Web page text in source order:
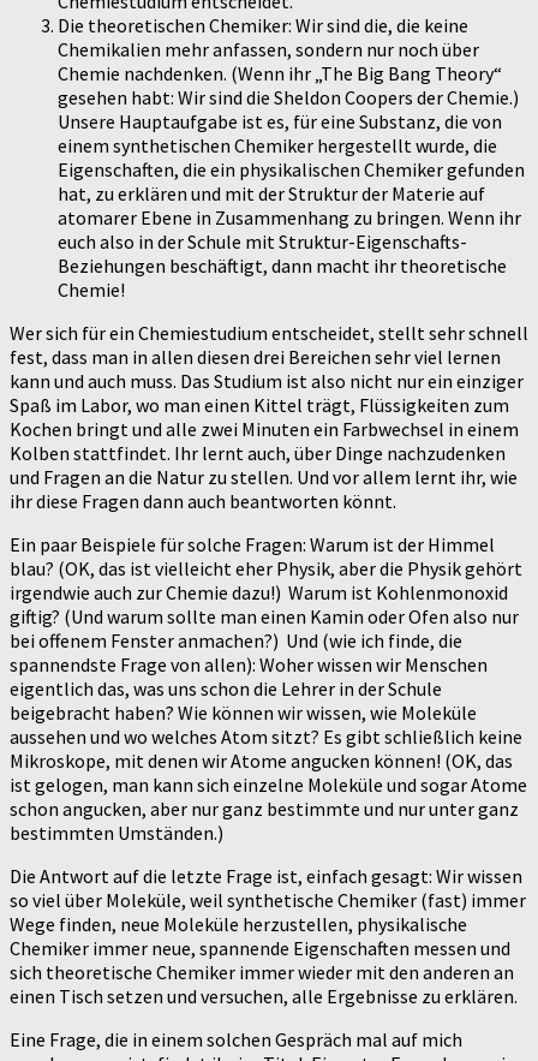
Die theoretischen Chemiker: Wir sind die, die keine
Chemikalien mehr anfassen, sondern nur noch über
Chemie nachdenken. (Wenn ihr „The Big Bang Theory“
gesehen habt: Wir sind die Sheldon Coopers der Chemie.)
Unsere Hauptaufgabe ist es, für eine Substanz, die von
einem synthetischen Chemiker hergestellt wurde, die
Eigenschaften, die ein physikalischen Chemiker gefunden
hat, zu erklären und mit der Struktur der Materie auf
atomarer Ebene in Zusammenhang zu bringen. Wenn ihr
euch also in der Schule mit Struktur-Eigenschafts-
Beziehungen beschäftigt, dann macht ihr theoretische
Chemie!
Wer sich für ein Chemiestudium entscheidet, stellt sehr schnell
fest, dass man in allen diesen drei Bereichen sehr viel lernen
kann und auch muss. Das Studium ist also nicht nur ein einziger
Spaß im Labor, wo man einen Kittel trägt, Flüssigkeiten zum
Kochen bringt und alle zwei Minuten ein Farbwechsel in einem
Kolben stattfindet. Ihr lernt auch, über Dinge nachzudenken
und Fragen an die Natur zu stellen. Und vor allem lernt ihr, wie
ihr diese Fragen dann auch beantworten könnt.
Ein paar Beispiele für solche Fragen: Warum ist der Himmel
blau? (OK, das ist vielleicht eher Physik, aber die Physik gehört
irgendwie auch zur Chemie dazu!) Warum ist Kohlenmonoxid
giftig? (Und warum sollte man einen Kamin oder Ofen also nur
bei offenem Fenster anmachen?) Und (wie ich finde, die
spannendste Frage von allen): Woher wissen wir Menschen
eigentlich das, was uns schon die Lehrer in der Schule
beigebracht haben? Wie können wir wissen, wie Moleküle
aussehen und wo welches Atom sitzt? Es gibt schließlich keine
Mikroskope, mit denen wir Atome angucken können! (OK, das
ist gelogen, man kann sich einzelne Moleküle und sogar Atome
schon angucken, aber nur ganz bestimmte und nur unter ganz
bestimmten Umständen.)
Die Antwort auf die letzte Frage ist, einfach gesagt: Wir wissen
so viel über Moleküle, weil synthetische Chemiker (fast) immer
Wege finden, neue Moleküle herzustellen, physikalische
Chemiker immer neue, spannende Eigenschaften messen und
sich theoretische Chemiker immer wieder mit den anderen an
einen Tisch setzen und versuchen, alle Ergebnisse zu erklären.
Eine Frage, die in einem solchen Gespräch mal auf mich